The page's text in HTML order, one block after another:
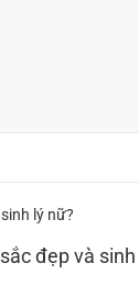
đẹp và sinh